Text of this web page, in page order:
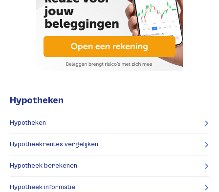
Hypotheken
Hypotheken
Hypotheekrentes vergelijken
Hypotheek berekenen
Hypotheek informatie